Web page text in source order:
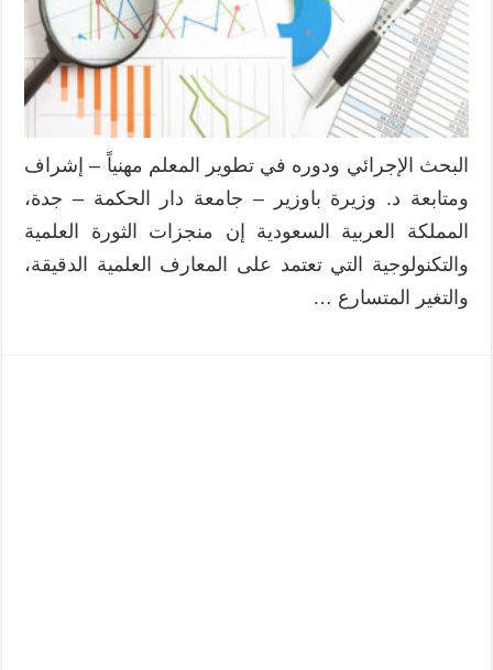
المعلم
مهنياً
مغلقة
البحث الإجرائي ودوره في تطوير المعلم مهنياً – إشراف
ومتابعة د. وزيرة باوزير – جامعة دار الحكمة – جدة،
المملكة العربية السعودية إن منجزات الثورة العلمية
والتكنولوجية التي تعتمد على المعارف العلمية الدقيقة،
والتغير المتسارع …